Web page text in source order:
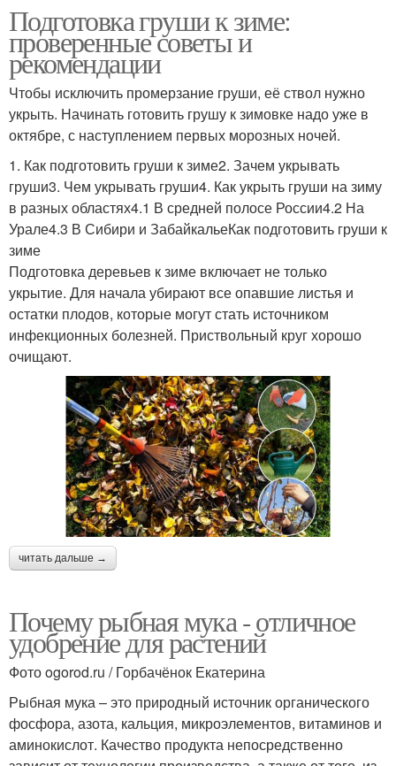
Подготовка груши к зиме:
проверенные советы и
рекомендации
Чтобы исключить промерзание груши, её ствол нужно
укрыть. Начинать готовить грушу к зимовке надо уже в
октябре, с наступлением первых морозных ночей.
1. Как подготовить груши к зиме2. Зачем укрывать
груши3. Чем укрывать груши4. Как укрыть груши на зиму
в разных областях4.1 В средней полосе России4.2 На
Урале4.3 В Сибири и ЗабайкальеКак подготовить груши к
зиме
Подготовка деревьев к зиме включает не только
укрытие. Для начала убирают все опавшие листья и
остатки плодов, которые могут стать источником
инфекционных болезней. Приствольный круг хорошо
очищают.
читать дальше →
Почему рыбная мука - отличное
удобрение для растений
Фото ogorod.ru / Горбачёнок Екатерина
Рыбная мука – это природный источник органического
фосфора, азота, кальция, микроэлементов, витаминов и
аминокислот. Качество продукта непосредственно